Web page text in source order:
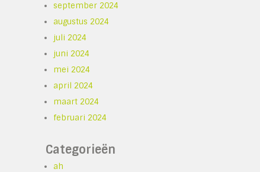
september 2024
augustus 2024
juli 2024
juni 2024
mei 2024
april 2024
maart 2024
februari 2024
Categorieën
ah